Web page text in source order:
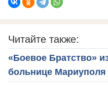
Читайте также:
«Боевое Братство»
больнице